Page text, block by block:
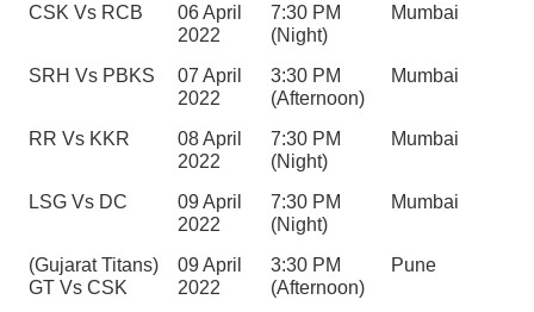
CSK Vs RCB
06 April
2022
7:30 PM
(Night)
Mumbai
SRH Vs PBKS
07 April
2022
3:30 PM
(Afternoon)
Mumbai
RR Vs KKR
08 April
2022
7:30 PM
(Night)
Mumbai
LSG Vs DC
09 April
2022
7:30 PM
(Night)
Mumbai
(Gujarat Titans)
GT Vs CSK
09 April
2022
3:30 PM
(Afternoon)
Pune